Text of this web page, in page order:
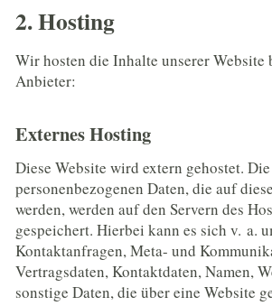
2. Hosting
Wir hosten die Inhalte unserer Website
Anbieter:
Externes Hosting
Diese Website wird extern gehostet. Die
personenbezogenen Daten, die auf
werden, werden auf den Servern des
gespeichert. Hierbei kann es sich v. a.
Kontaktanfragen, Meta- und
Vertragsdaten, Kontaktdaten, Namen,
sonstige Daten, die über eine Website